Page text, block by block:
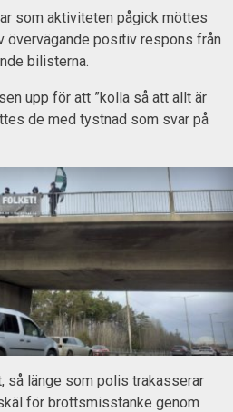
som aktiviteten pågick möttes
övervägande positiv respons från
bilisterna.
upp för att ”kolla så att allt är
de med tystnad som svar på
så länge som polis trakasserar
för brottsmisstanke genom